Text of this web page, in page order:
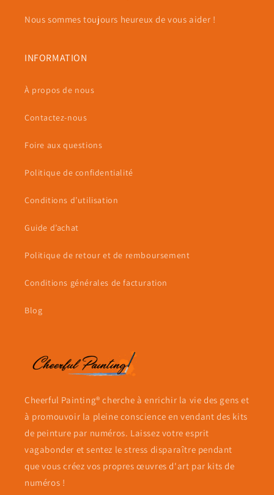
Nous sommes toujours heureux de vous aider !
INFORMATION
À propos de nous
Contactez-nous
Foire aux questions
Politique de confidentialité
Conditions d’utilisation
Guide d’achat
Politique de retour et de remboursement
Conditions générales de facturation
Blog
Cheerful Painting® cherche à enrichir la vie des gens et
à promouvoir la pleine conscience en vendant des kits
de peinture par numéros. Laissez votre esprit
vagabonder et sentez le stress disparaître pendant
que vous créez vos propres œuvres d'art par kits de
numéros !